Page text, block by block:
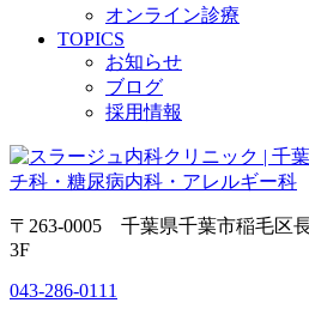
オンライン診療
TOPICS
お知らせ
ブログ
採用情報
〒263-0005 千葉県千葉市稲毛区
3F
043-286-0111